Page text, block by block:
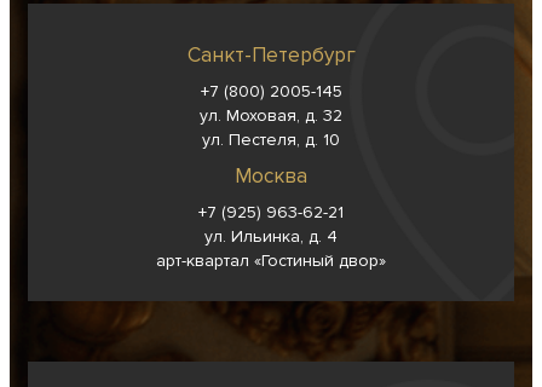
Санкт-Петербург
+7 (800) 2005-145
ул. Моховая, д. 32
ул. Пестеля, д. 10
Москва
+7 (925) 963-62-21
ул. Ильинка, д. 4
арт-квартал «Гостиный двор»